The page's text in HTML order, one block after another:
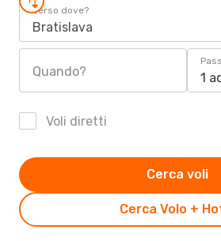
Verso dove?
Bratislava
Quando? 1
Voli diretti
Cerca Volo +
Cerca voli